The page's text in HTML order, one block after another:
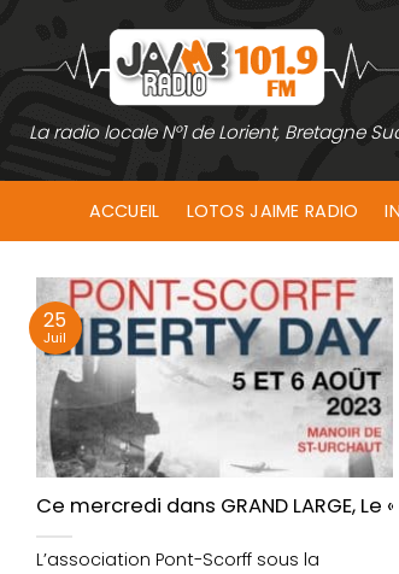
contenu
La radio locale N°1 de Lorient, Bretagne
ACCUEIL LOTOS JAIME RADIO
Ce mercredi dans GRAND LARGE,
L’association Pont-Scorff sous la
25
Juil